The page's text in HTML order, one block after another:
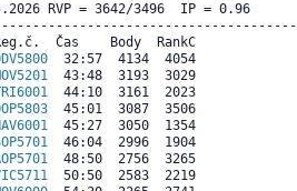
RVP = 3642/3496  IP = 0.96
Čas    Body  RankC
  32:57  4134  4054
  43:48  3193  3029
  44:10  3161  2023
  45:01  3087  3506
  45:27  3050  1354
  46:04  2996  1904
  48:50  2756  3265
  50:50  2583  2219